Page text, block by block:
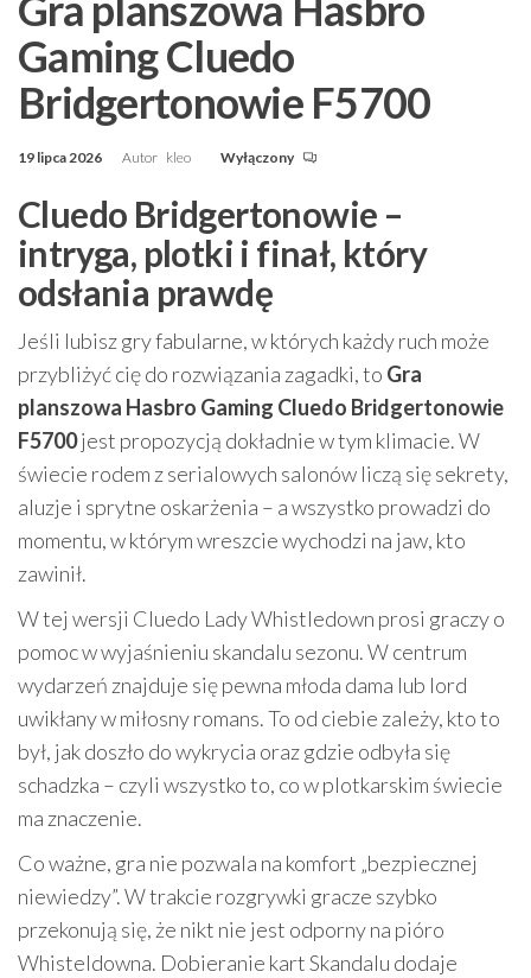
Gaming Cluedo
Bridgertonowie F5700
19 lipca 2026 Autor kleo Wyłączony
Cluedo Bridgertonowie –
intryga, plotki i finał, który
odsłania prawdę
Jeśli lubisz gry fabularne, w których każdy ruch może
przybliżyć cię do rozwiązania zagadki, to Gra
planszowa Hasbro Gaming Cluedo Bridgertonowie
F5700jest propozycją dokładnie w tym klimacie. W
świecie rodem z serialowych salonów liczą się sekrety,
aluzje i sprytne oskarżenia – a wszystko prowadzi do
momentu, w którym wreszcie wychodzi na jaw, kto
zawinił.
W tej wersji Cluedo Lady Whistledown prosi graczy o
pomoc w wyjaśnieniu skandalu sezonu. W centrum
wydarzeń znajduje się pewna młoda dama lub lord
uwikłany w miłosny romans. To od ciebie zależy, kto to
był, jak doszło do wykrycia oraz gdzie odbyła się
schadzka – czyli wszystko to, co w plotkarskim świecie
ma znaczenie.
Co ważne, gra nie pozwala na komfort „bezpiecznej
niewiedzy”. W trakcie rozgrywki gracze szybko
przekonują się, że nikt nie jest odporny na pióro
Whisteldowna. Dobieranie kart Skandalu dodaje